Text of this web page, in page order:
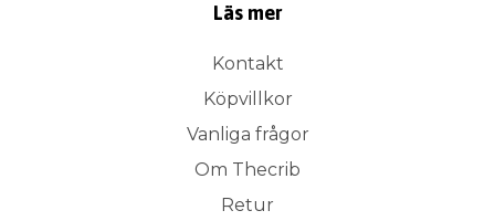
Läs mer
Kontakt
Köpvillkor
Vanliga frågor
Om Thecrib
Retur